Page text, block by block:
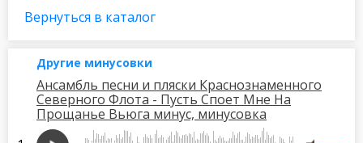
Вернуться в каталог
Другие минусовки
Ансамбль песни и пляски Краснознаменного
Северного Флота - Пусть Споет Мне На
Прощанье Вьюга минус, минусовка